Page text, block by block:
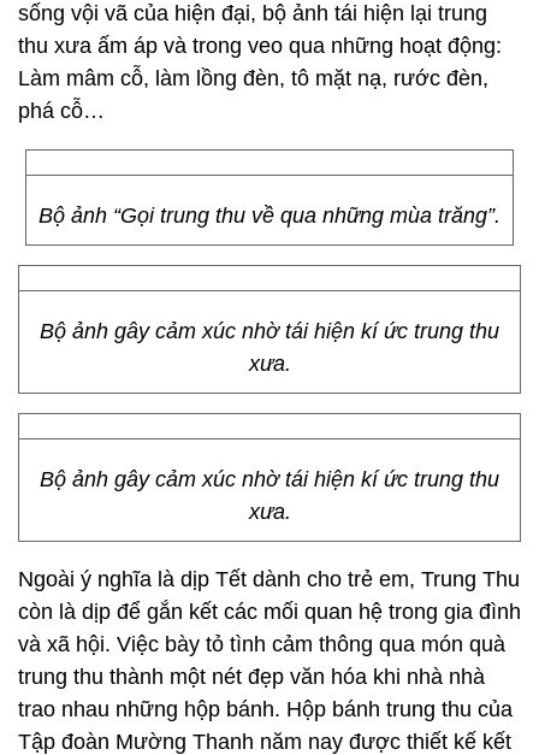
sống vội vã của hiện đại, bộ ảnh tái hiện lại trung
thu xưa ấm áp và trong veo qua những hoạt động:
Làm mâm cỗ, làm lồng đèn, tô mặt nạ, rước đèn,
phá cỗ…
Bộ ảnh “Gọi trung thu về qua những mùa trăng”.
Bộ ảnh gây cảm xúc nhờ tái hiện kí ức trung thu
xưa.
Bộ ảnh gây cảm xúc nhờ tái hiện kí ức trung thu
xưa.
Ngoài ý nghĩa là dịp Tết dành cho trẻ em, Trung Thu
còn là dịp để gắn kết các mối quan hệ trong gia đình
và xã hội. Việc bày tỏ tình cảm thông qua món quà
trung thu thành một nét đẹp văn hóa khi nhà nhà
trao nhau những hộp bánh. Hộp bánh trung thu của
Tập đoàn Mường Thanh năm nay được thiết kế kết